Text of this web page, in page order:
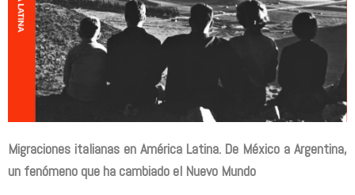
Migraciones italianas en América Latina. De México a Argentina,
un fenómeno que ha cambiado el Nuevo Mundo